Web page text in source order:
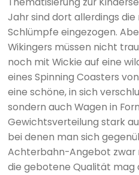
Jahr sind dort allerdings
Schlümpfe eingezogen.
Wikingers müssen nicht
noch mit Wickie auf eine
eines Spinning Coasters
eine schöne, in sich
sondern auch Wagen in
Gewichtsverteilung stark
bei denen man sich
Achterbahn-Angebot zwar
die gebotene Qualität mag